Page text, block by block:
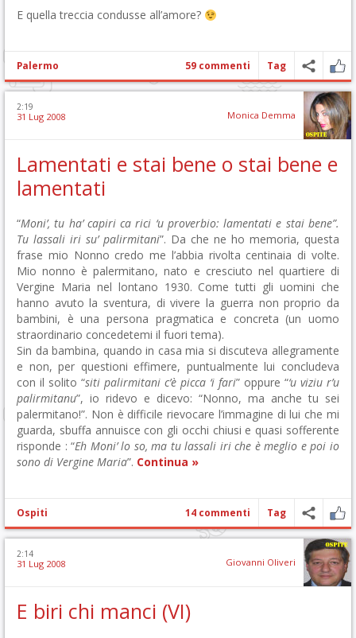
E quella treccia condusse all’amore?
Palermo 59 commenti Tag
2:19
31 Lug 2008 Monica Demma
Lamentati e stai bene o stai bene e
lamentati
“Moni’, tu ha’ capiri ca rici ‘u proverbio: lamentati e stai bene”.
Tu lassali iri su’ palirmitani”. Da che ne ho memoria, questa
frase mio Nonno credo me l’abbia rivolta centinaia di volte.
Mio nonno è palermitano, nato e cresciuto nel quartiere di
Vergine Maria nel lontano 1930. Come tutti gli uomini che
hanno avuto la sventura, di vivere la guerra non proprio da
bambini, è una persona pragmatica e concreta (un uomo
straordinario concedetemi il fuori tema).
Sin da bambina, quando in casa mia si discuteva allegramente
e non, per questioni effimere, puntualmente lui concludeva
con il solito “siti palirmitani c’è picca ‘i fari” oppure “‘u viziu r’u
palirmitanu”, io ridevo e dicevo: “Nonno, ma anche tu sei
palermitano!”. Non è difficile rievocare l’immagine di lui che mi
guarda, sbuffa annuisce con gli occhi chiusi e quasi sofferente
risponde : “Eh Moni’ lo so, ma tu lassali iri che è meglio e poi io
sono di Vergine Maria”. Continua »
Ospiti 14 commenti Tag
2:14
31 Lug 2008 Giovanni Oliveri
E biri chi manci (VI)